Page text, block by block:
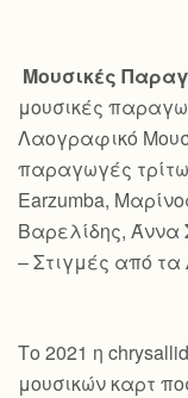
Μουσικές
μουσικές
Λαογραφικό
παραγωγές
Earzumba,
Βαρελίδης, Άννα
– Στιγμές από
Το 2021 η
μουσικών καρτ